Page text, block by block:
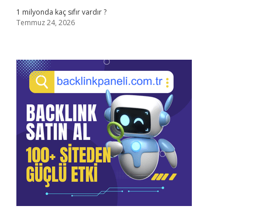
1 milyonda kaç sıfır vardır ?
Temmuz 24, 2026